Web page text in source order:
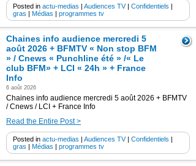
Posted in actu-medias | Audiences TV| Confidentiels |
gras | Médias | programmes tv
Chaines info audience mercredi 5
août 2026 + BFMTV « Non stop BFM
» / Cnews « Punchline été » /« Le
club BFM» + LCI « 24h » + France
Info
6 août 2026
Chaines info audience mercredi 5 août 2026 + BFMTV
/ Cnews / LCI + France Info
Read the Entire Post >
Posted in actu-medias | Audiences TV| Confidentiels |
gras | Médias | programmes tv